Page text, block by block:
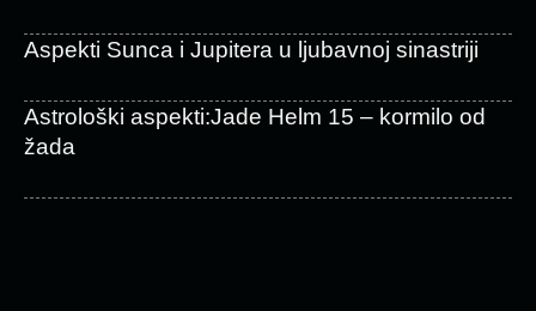
Aspekti Sunca i Jupitera u ljubavnoj sinastriji
Astrološki aspekti:Jade Helm 15 – kormilo od
žada